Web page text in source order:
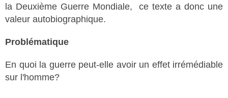
la Deuxième Guerre Mondiale, ce texte a donc une
valeur autobiographique.
Problématique
En quoi la guerre peut-elle avoir un effet irrémédiable
sur l'homme?